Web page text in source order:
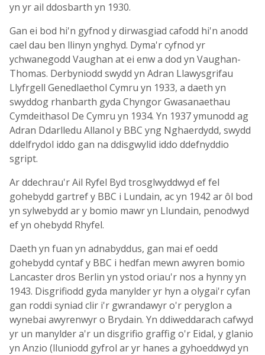
yn yr ail ddosbarth yn 1930.
Gan ei bod hi'n gyfnod y dirwasgiad cafodd hi'n anodd
cael dau ben llinyn ynghyd. Dyma'r cyfnod yr
ychwanegodd Vaughan at ei enw a dod yn Vaughan-
Thomas. Derbyniodd swydd yn Adran Llawysgrifau
Llyfrgell Genedlaethol Cymru yn 1933, a daeth yn
swyddog rhanbarth gyda Chyngor Gwasanaethau
Cymdeithasol De Cymru yn 1934. Yn 1937 ymunodd ag
Adran Ddarlledu Allanol y BBC yng Nghaerdydd, swydd
ddelfrydol iddo gan na ddisgwylid iddo ddefnyddio
sgript.
Ar ddechrau'r Ail Ryfel Byd trosglwyddwyd ef fel
gohebydd gartref y BBC i Lundain, ac yn 1942 ar ôl bod
yn sylwebydd ar y bomio mawr yn Llundain, penodwyd
ef yn ohebydd Rhyfel.
Daeth yn fuan yn adnabyddus, gan mai ef oedd
gohebydd cyntaf y BBC i hedfan mewn awyren bomio
Lancaster dros Berlin yn ystod oriau'r nos a hynny yn
1943. Disgrifiodd gyda manylder yr hyn a olygai'r cyfan
gan roddi syniad clir i'r gwrandawyr o'r peryglon a
wynebai awyrenwyr o Brydain. Yn ddiweddarach cafwyd
yr un manylder a'r un disgrifio graffig o'r Eidal, y glanio
yn Anzio (lluniodd gyfrol ar yr hanes a gyhoeddwyd yn